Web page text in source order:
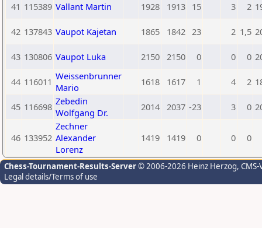
41 115389 Vallant Martin 1928 1913 15 3 2
42 137843 Vaupot Kajetan 1865 1842 23 2 1,5
43 130806 Vaupot Luka 2150 2150 0 0 0
44 116011 Weissenbrunner
Mario
1618 1617 1 4 2
45 116698 Zebedin
Wolfgang Dr.
2014 2037 -23 3 0
46 133952
Zechner
Alexander
Lorenz
1419 1419 0 0 0
Chess-Tournament-Results-Server© 2006-2026 Heinz Herzog,
Legal details/Terms of use